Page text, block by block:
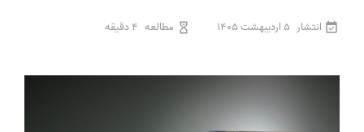
انتشار 5 اردیبهشت 1405 مطالعه 4 دقیقه